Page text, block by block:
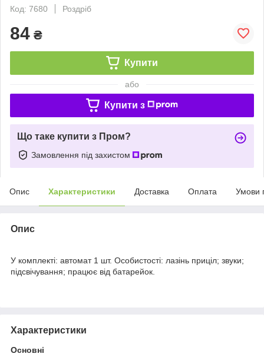
Код: 7680
Роздріб
84 ₴
Купити
або
Купити з
Що таке купити з Пром?
Замовлення під захистом
Опис Характеристики Доставка Оплата Умови
Опис
У комплекті: автомат 1 шт. Особистості: лазінь приціл; звуки;
підсвічування; працює від батарейок.
Характеристики
Основні